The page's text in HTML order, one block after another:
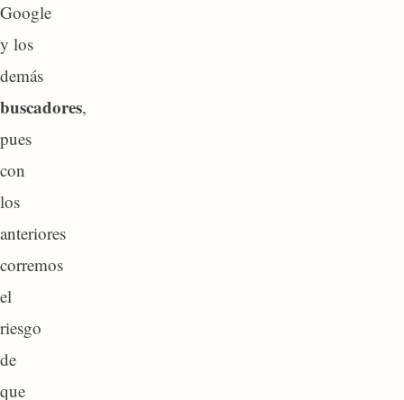
Google
y los
demás
buscadores,
pues
con
los
anteriores
corremos
el
riesgo
de
que